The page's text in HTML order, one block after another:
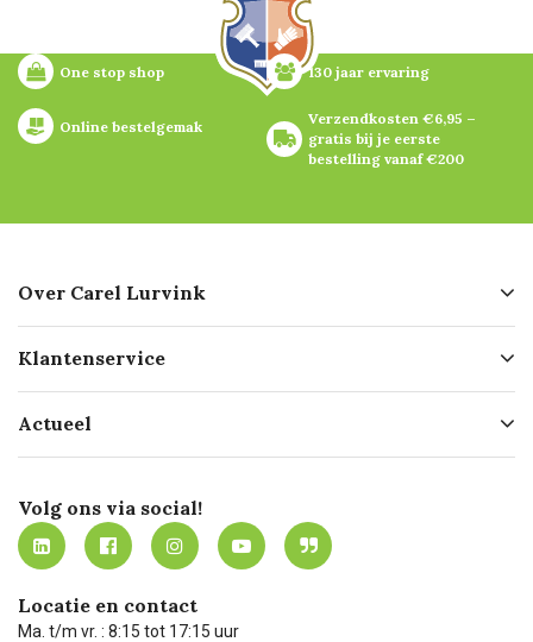
One stop shop 130 jaar ervaring
Online bestelgemak
Verzendkosten €6,95 –
gratis bij je eerste
bestelling vanaf €200
Over Carel Lurvink
Geschiedenis
Missie
Werken bij Carel Lurvink
MVO
Klantenservice
Bezorgen
Mijn Carel Lurvink
Mijn Carel Lurvink instructievideo's
Carel Lurvink App
Hulp op afstand
Technische dienst
Actueel
Innovation LAB
Tevreden klanten
Carel Lurvink Blog
Carel de podcast
Volg ons via social!
Locatie en contact
Ma. t/m vr. : 8:15 tot 17:15 uur